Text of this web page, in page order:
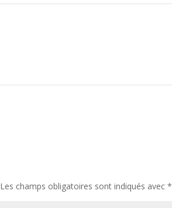
Les champs obligatoires sont indiqués avec*